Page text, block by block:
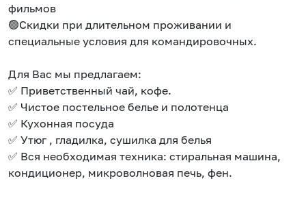
фильмов
🟢Скидки при длительном проживании и
специальные условия для командировочных.
Для Вас мы предлагаем:
✅ Приветственный чай, кофе.
✅ Чистое постельное белье и полотенца
✅ Кухонная посуда
✅ Утюг , гладилка, сушилка для белья
✅ Вся необходимая техника: стиральная машина,
кондиционер, микроволновая печь, фен.